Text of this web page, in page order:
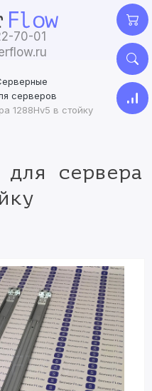
70-01
серверов
1288Hv5 в стойку
для сервера